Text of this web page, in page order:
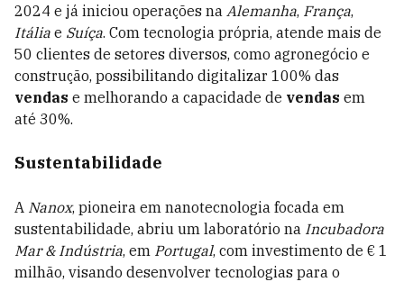
2024 e já iniciou operações na Alemanha, França,
Itália e Suíça. Com tecnologia própria, atende mais de
50 clientes de setores diversos, como agronegócio e
construção, possibilitando digitalizar 100% das
vendas e melhorando a capacidade de vendas em
até 30%.
Sustentabilidade
A Nanox, pioneira em nanotecnologia focada em
sustentabilidade, abriu um laboratório na Incubadora
Mar & Indústria, em Portugal, com investimento de € 1
milhão, visando desenvolver tecnologias para o